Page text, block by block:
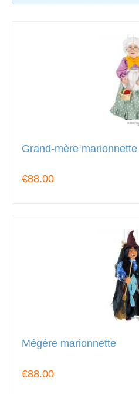
Grand-mère marionnette
€88.00
Mégère marionnette
€88.00